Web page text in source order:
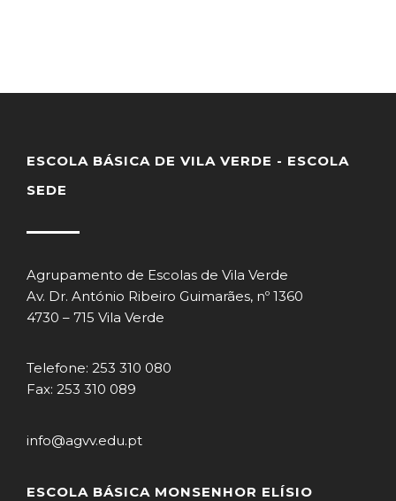
ESCOLA BÁSICA DE VILA VERDE - ESCOLA
SEDE
Agrupamento de Escolas de Vila Verde
Av. Dr. António Ribeiro Guimarães, nº 1360
4730 – 715 Vila Verde
Telefone: 253 310 080
Fax: 253 310 089
info@agvv.edu.pt
ESCOLA BÁSICA MONSENHOR ELÍSIO